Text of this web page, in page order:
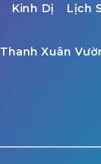
Kinh Dị Lịch
Thanh Xuân